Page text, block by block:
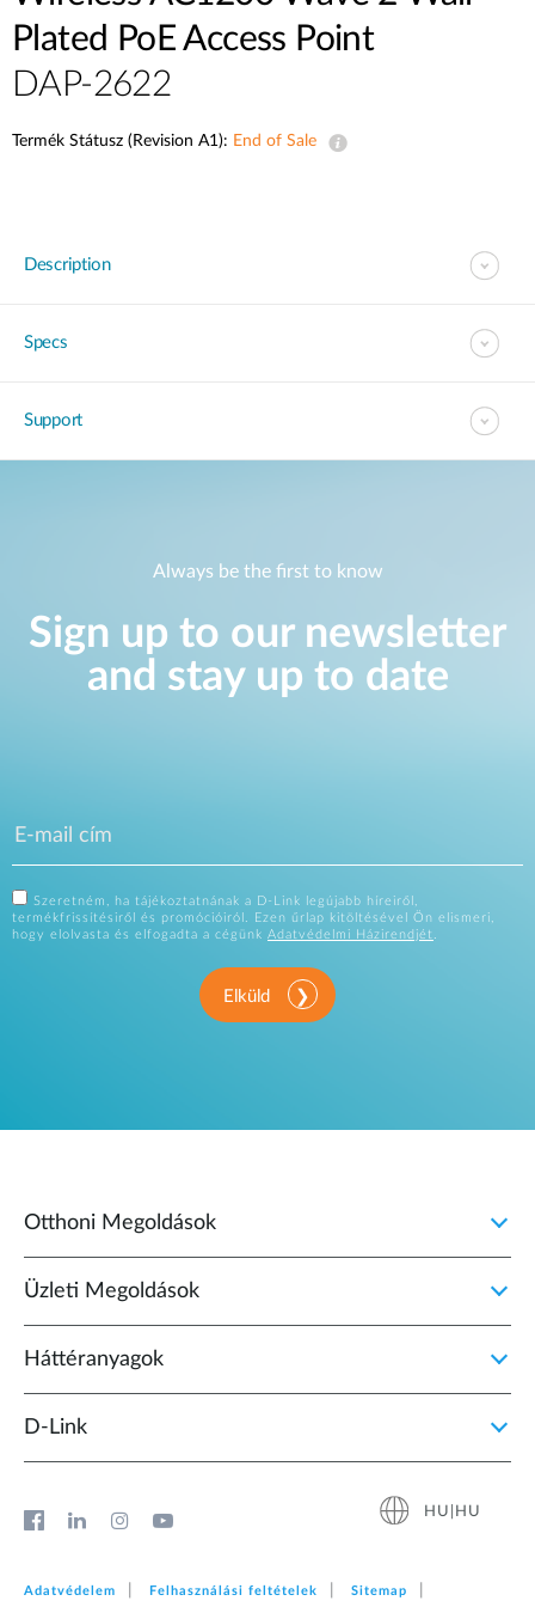
Plated PoE Access Point
DAP-2622
Termék Státusz (Revision A1): End of Sale
Description
Specs
Support
Always be the first to know
Sign up to our newsletter
and stay up to date
Szeretném, ha tájékoztatnának a D-Link legújabb híreiről,
termékfrissítésiről és promócióiról. Ezen űrlap kitöltésével Ön elismeri,
hogy elolvasta és elfogadta a cégünk Adatvédelmi Házirendjét.
Elküld
Otthoni Megoldások
Üzleti Megoldások
Háttéranyagok
D‑Link
HU|HU
Adatvédelem Felhasználási feltételek Sitemap